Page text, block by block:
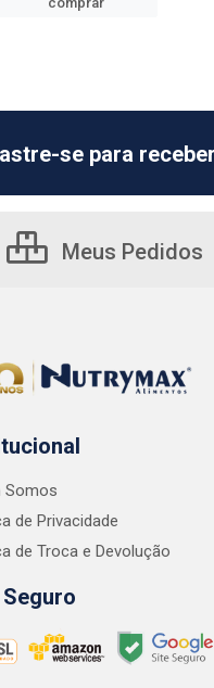
se para
Meus Pedidos
Somos
de Privacidade
de Troca e Devolução